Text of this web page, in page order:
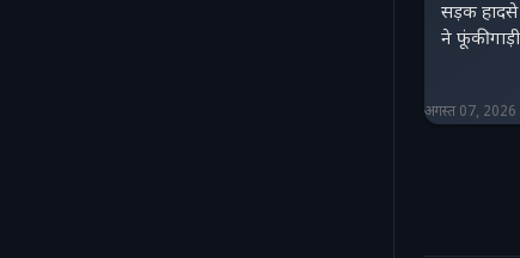
सड़क हादसे
ने फूंकी
अगस्त 07,